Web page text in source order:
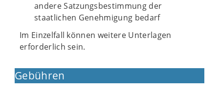
andere Satzungsbestimmung der
staatlichen Genehmigung bedarf
Im Einzelfall können weitere Unterlagen
erforderlich sein.
Gebühren